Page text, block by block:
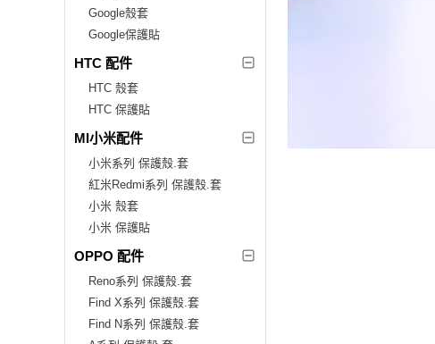
Google殼套
Google保護貼
HTC 配件
HTC 殼套
HTC 保護貼
MI小米配件
小米系列 保護殼.套
紅米Redmi系列 保護殼.套
小米 殼套
小米 保護貼
OPPO 配件
Reno系列 保護殼.套
Find X系列 保護殼.套
Find N系列 保護殼.套